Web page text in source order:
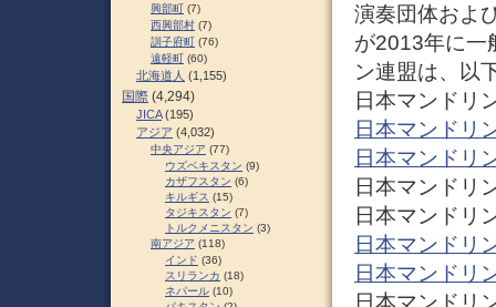
演奏団体およ
が2013年に一
ン連盟は、以
日本マンドリ
日本マンドリ
日本マンドリ
日本マンドリ
日本マンドリ
日本マンドリ
日本マンドリ
日本マンドリ
興部町 (7)
西興部村 (7)
訓子府町 (76)
遠軽町 (60)
北海道人 (1,155)
国際 (4,294)
JICA(195)
アジア (4,032)
中央アジア (77)
ウズベキスタン (9)
カザフスタン (6)
キルギス (15)
タジキスタン (7)
トルクメニスタン (3)
南アジア (118)
インド (36)
スリランカ (18)
ネパール (10)